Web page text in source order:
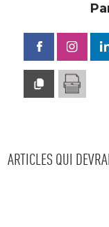
ARTICLES QUI